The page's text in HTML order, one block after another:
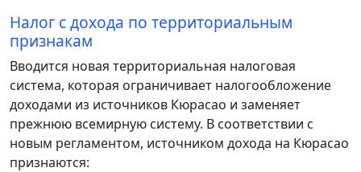
Налог с дохода по территориальным
признакам
Вводится новая территориальная налоговая
система, которая ограничивает налогообложение
доходами из источников Кюрасао и заменяет
прежнюю всемирную систему. В соответствии с
новым регламентом, источником дохода на Кюрасао
признаются: